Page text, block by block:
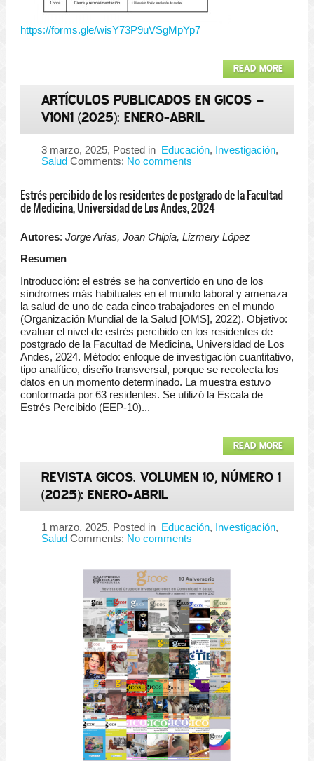
https://forms.gle/wisY73P9uVSgMpYp7
READ MORE
ARTÍCULOS PUBLICADOS EN GICOS –
V10N1 (2025): ENERO-ABRIL
3 marzo, 2025, Posted in Educación, Investigación,
Salud Comments: No comments
Estrés percibido de los residentes de postgrado de la Facultad
de Medicina, Universidad de Los Andes, 2024
Autores: Jorge Arias, Joan Chipia, Lizmery López
Resumen
Introducción: el estrés se ha convertido en uno de los
síndromes más habituales en el mundo laboral y amenaza
la salud de uno de cada cinco trabajadores en el mundo
(Organización Mundial de la Salud [OMS], 2022). Objetivo:
evaluar el nivel de estrés percibido en los residentes de
postgrado de la Facultad de Medicina, Universidad de Los
Andes, 2024. Método: enfoque de investigación cuantitativo,
tipo analítico, diseño transversal, porque se recolecta los
datos en un momento determinado. La muestra estuvo
conformada por 63 residentes. Se utilizó la Escala de
Estrés Percibido (EEP-10)...
READ MORE
REVISTA GICOS. VOLUMEN 10, NÚMERO 1
(2025): ENERO-ABRIL
1 marzo, 2025, Posted in Educación, Investigación,
Salud Comments: No comments